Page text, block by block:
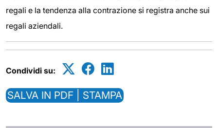
regali e la tendenza alla contrazione si registra anche sui
regali aziendali.
Condividi su:
SALVA IN PDF | STAMPA